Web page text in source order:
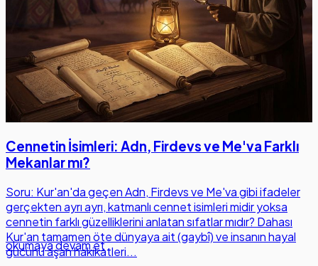
Cennetin İsimleri: Adn, Firdevs ve Me'va Farklı
Mekanlar mı?
Soru: Kur'an'da geçen Adn, Firdevs ve Me'va gibi ifadeler
gerçekten ayrı ayrı, katmanlı cennet isimleri midir yoksa
cennetin farklı güzelliklerini anlatan sıfatlar mıdır? Dahası
Kur'an tamamen öte dünyaya ait (gaybî) ve insanın hayal
gücünü aşan hakikatleri...
okumaya devam et